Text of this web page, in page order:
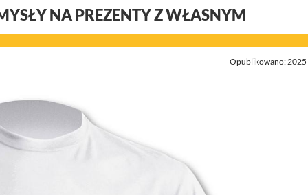
NA PREZENTY Z WŁASNYM
Opublikowano: